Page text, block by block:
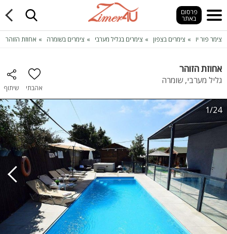
פרסום
באתר
צימר פור יו צימרים בצפון צימרים בגליל מערבי צימרים בשומרה אחוזת הזוהר
אחוזת הזוהר
גליל מערבי, שומרה
אהבתי שיתוף
1/24